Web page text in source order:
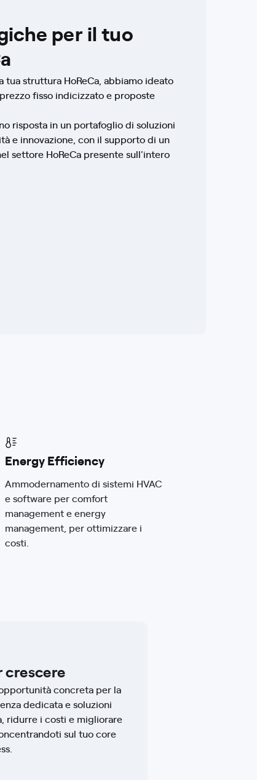
per il tuo
tua struttura HoReCa, abbiamo ideato
fisso indicizzato e proposte
risposta in un portafoglio di soluzioni
e innovazione, con il supporto di un
settore HoReCa presente sull'intero
Energy Efficiency
Ammodernamento di sistemi HVAC
e software per comfort
management e energy
management, per ottimizzare i
costi.
crescere
concreta per la
dedicata e soluzioni
ridurre i costi e migliorare
sul tuo core